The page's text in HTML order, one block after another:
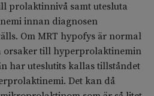
prolaktinnivå samt utesluta
innan diagnosen
Om MRT hypofys är normal
orsaker till hyperprolaktinemin
har uteslutits kallas tillståndet
Det kan då